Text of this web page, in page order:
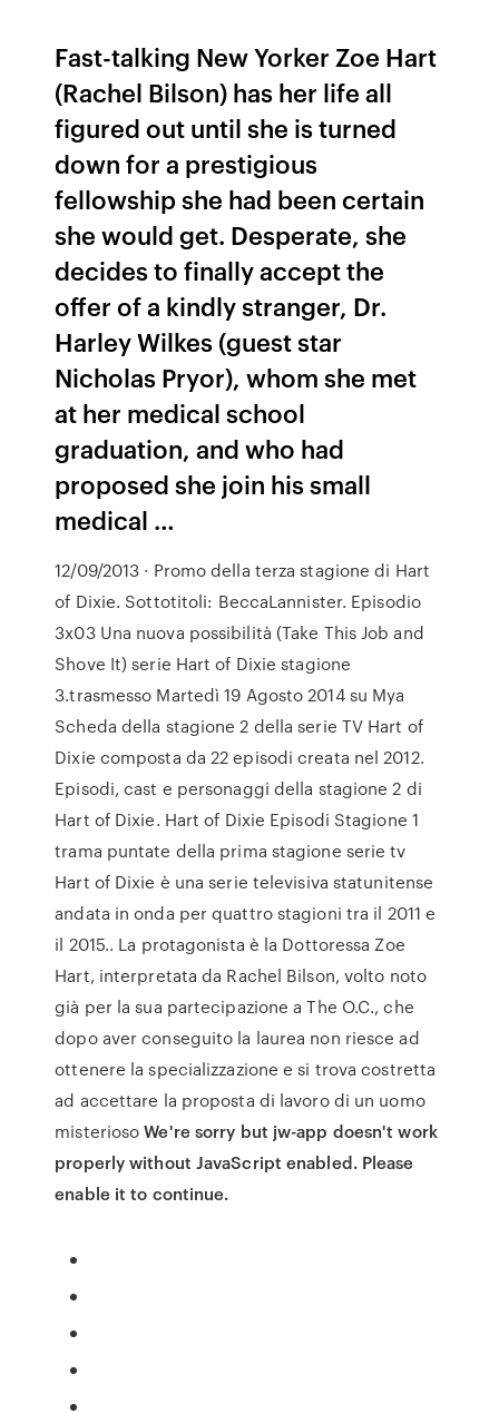
Fast-talking New Yorker Zoe Hart
(Rachel Bilson) has her life all
figured out until she is turned
down for a prestigious
fellowship she had been certain
she would get. Desperate, she
decides to finally accept the
offer of a kindly stranger, Dr.
Harley Wilkes (guest star
Nicholas Pryor), whom she met
at her medical school
graduation, and who had
proposed she join his small
medical …
12/09/2013 · Promo della terza stagione di Hart
of Dixie. Sottotitoli: BeccaLannister. Episodio
3x03 Una nuova possibilità (Take This Job and
Shove It) serie Hart of Dixie stagione
3.trasmesso Martedì 19 Agosto 2014 su Mya
Scheda della stagione 2 della serie TV Hart of
Dixie composta da 22 episodi creata nel 2012.
Episodi, cast e personaggi della stagione 2 di
Hart of Dixie. Hart of Dixie Episodi Stagione 1
trama puntate della prima stagione serie tv
Hart of Dixie è una serie televisiva statunitense
andata in onda per quattro stagioni tra il 2011 e
il 2015.. La protagonista è la Dottoressa Zoe
Hart, interpretata da Rachel Bilson, volto noto
già per la sua partecipazione a The O.C., che
dopo aver conseguito la laurea non riesce ad
ottenere la specializzazione e si trova costretta
ad accettare la proposta di lavoro di un uomo
misteriosoWe're sorry but jw-app doesn't work
properly without JavaScript enabled. Please
enable it to continue.